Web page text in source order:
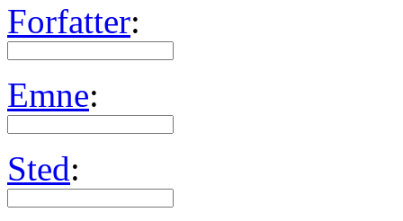
Forfatter:
Emne:
Sted: